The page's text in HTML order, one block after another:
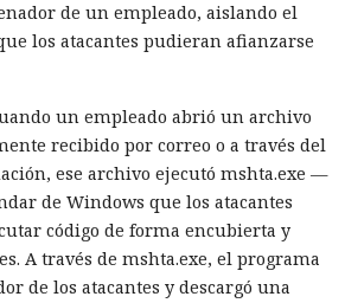
de un empleado, aislando el
los atacantes pudieran afianzarse
un empleado abrió un archivo
recibido por correo o a través del
ese archivo ejecutó mshta.exe —
de Windows que los atacantes
código de forma encubierta y
A través de mshta.exe, el programa
de los atacantes y descargó una